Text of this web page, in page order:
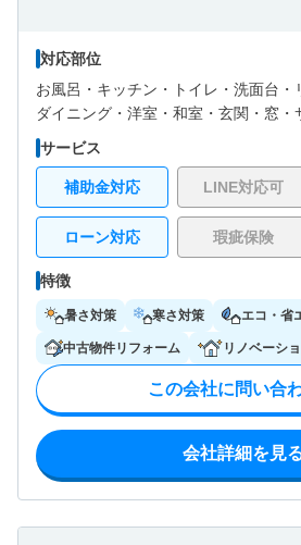
対応部位
お風呂・ キッチン・ トイレ・ 洗面台・
ダイニング・ 洋室・ 和室・ 玄関・ 窓・
サービス
補助金対応 LINE対応可
ローン対応 瑕疵保険
特徴
暑さ対策 寒さ対策 エコ・省
中古物件リフォーム リノベーシ
この会社に問い合
会社詳細を見